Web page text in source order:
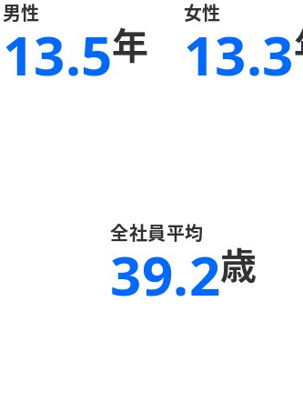
男性
13.5年
女性
13.3
全社員平均
39.2歳